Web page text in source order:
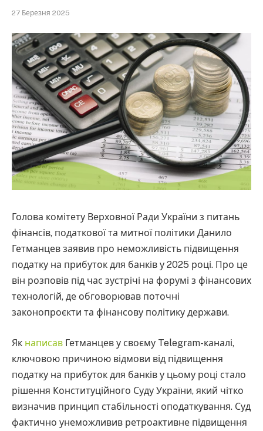
27 Березня 2025
Голова комітету Верховної Ради України з питань
фінансів, податкової та митної політики Данило
Гетманцев заявив про неможливість підвищення
податку на прибуток для банків у 2025 році. Про це
він розповів під час зустрічі на форумі з фінансових
технологій, де обговорював поточні
законопроєкти та фінансову політику держави.
Як написав Гетманцев у своєму Telegram-каналі,
ключовою причиною відмови від підвищення
податку на прибуток для банків у цьому році стало
рішення Конституційного Суду України, який чітко
визначив принцип стабільності оподаткування. Суд
фактично унеможливив ретроактивне підвищення